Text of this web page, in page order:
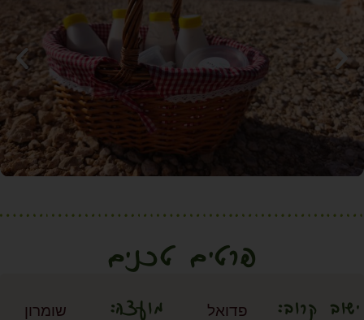
פרטים טכנים
ישוב קרוב: פדואל מועצה: שומרון